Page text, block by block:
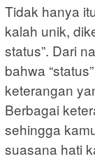
Tidak hanya
kalah unik,
status”. Dari
bahwa
keterangan
Berbagai
sehingga
suasana hati